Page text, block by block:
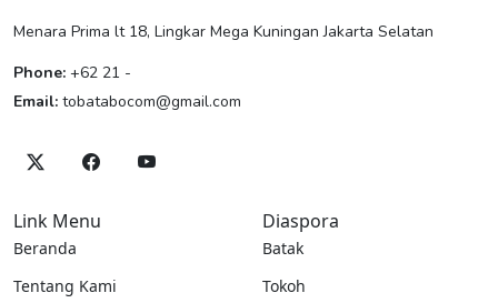
Menara Prima lt 18, Lingkar Mega Kuningan Jakarta Selatan
Phone: +62 21 -
Email: tobatabocom@gmail.com
Link Menu
Beranda
Tentang Kami
Diaspora
Batak
Tokoh